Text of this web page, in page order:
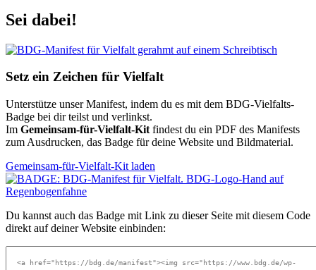
Sei dabei!
Setz ein Zeichen für Vielfalt
Unterstütze unser Manifest, indem du es mit dem BDG-Vielfalts-
Badge bei dir teilst und verlinkst.
Im Gemeinsam-für-Vielfalt-Kit findest du ein PDF des Manifests
zum Ausdrucken, das Badge für deine Website und Bildmaterial.
Gemeinsam-für-Vielfalt-Kit laden
Du kannst auch das Badge mit Link zu dieser Seite mit diesem Code
direkt auf deiner Website einbinden: